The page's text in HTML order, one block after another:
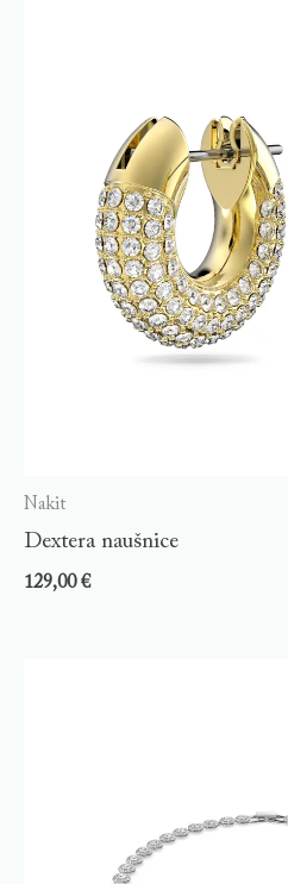
Nakit
Dextera naušnice
129,00€